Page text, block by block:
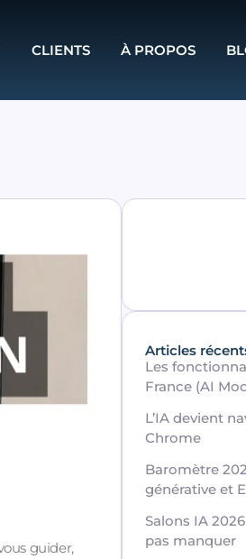
CLIENTS À PROPOS
guider,
Articles
Les
France (AI
L’IA devient
Chrome
Baromètre
générative et
Salons IA
pas manquer